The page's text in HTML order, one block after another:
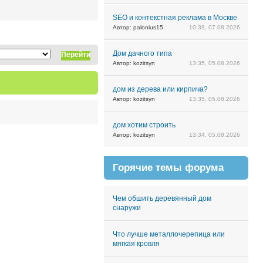
Перейти
SEO и контекстная реклама в Москве
Автор: palonius15 10:39, 07.08.2026
Дом дачного типа
Автор: kozitsyn 13:35, 05.08.2026
дом из дерева или кирпича?
Автор: kozitsyn 13:35, 05.08.2026
дом хотим строить
Автор: kozitsyn 13:34, 05.08.2026
Горячие темы форума
Чем обшить деревянный дом
снаружи
Что лучше металлочерепица или
мягкая кровля